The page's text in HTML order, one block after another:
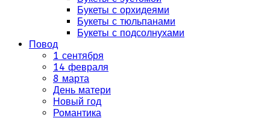
Букеты с орхидеями
Букеты с тюльпанами
Букеты с подсолнухами
Повод
1 сентября
14 февраля
8 марта
День матери
Новый год
Романтика